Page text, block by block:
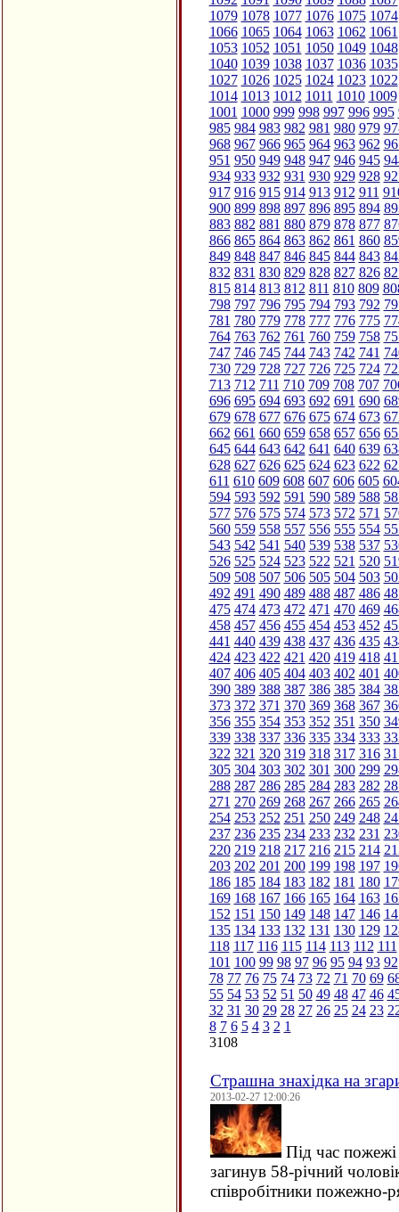
1079 1078 1077 1076 1075 1074
1066 1065 1064 1063 1062 1061
1053 1052 1051 1050 1049 1048
1040 1039 1038 1037 1036 1035
1027 1026 1025 1024 1023 1022
1014 1013 1012 1011 1010 1009
1001 1000 999 998 997 996 995
985 984 983 982 981 980 979
968 967 966 965 964 963 962
951 950 949 948 947 946 945
934 933 932 931 930 929 928
917 916 915 914 913 912 911
900 899 898 897 896 895 894
883 882 881 880 879 878 877
866 865 864 863 862 861 860
849 848 847 846 845 844 843
832 831 830 829 828 827 826
815 814 813 812 811 810 809
798 797 796 795 794 793 792
781 780 779 778 777 776 775
764 763 762 761 760 759 758
747 746 745 744 743 742 741
730 729 728 727 726 725 724
713 712 711 710 709 708 707
696 695 694 693 692 691 690
679 678 677 676 675 674 673
662 661 660 659 658 657 656
645 644 643 642 641 640 639
628 627 626 625 624 623 622
611 610 609 608 607 606 605
594 593 592 591 590 589 588
577 576 575 574 573 572 571
560 559 558 557 556 555 554
543 542 541 540 539 538 537
526 525 524 523 522 521 520
509 508 507 506 505 504 503
492 491 490 489 488 487 486
475 474 473 472 471 470 469
458 457 456 455 454 453 452
441 440 439 438 437 436 435
424 423 422 421 420 419 418
407 406 405 404 403 402 401
390 389 388 387 386 385 384
373 372 371 370 369 368 367
356 355 354 353 352 351 350
339 338 337 336 335 334 333
322 321 320 319 318 317 316
305 304 303 302 301 300 299
288 287 286 285 284 283 282
271 270 269 268 267 266 265
254 253 252 251 250 249 248
237 236 235 234 233 232 231
220 219 218 217 216 215 214
203 202 201 200 199 198 197
186 185 184 183 182 181 180
169 168 167 166 165 164 163
152 151 150 149 148 147 146
135 134 133 132 131 130 129
118 117 116 115 114 113 112 111
101 100 99 98 97 96 95 94 93 92
78 77 76 75 74 73 72 71 70 69
55 54 53 52 51 50 49 48 47 46
32 31 30 29 28 27 26 25 24 23
8 7 6 5 4 3 2 1
3108
Страшна знахідка на
2013-02-27 12:00:26
Під час пожежі
загинув 58-річний
співробітники пожежно-